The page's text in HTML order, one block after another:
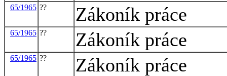
65/1965 ?? Zákoník práce
65/1965 ?? Zákoník práce
65/1965 ?? Zákoník práce